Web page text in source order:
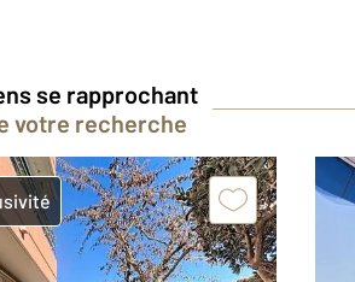
se rapprochant
votre recherche